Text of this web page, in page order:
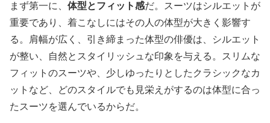
まず第一に、 体型とフィット感だ。スーツはシルエットが
重要であり、着こなしにはその人の体型が大きく影響す
る。肩幅が広く、引き締まった体型の俳優は、シルエット
が整い、自然とスタイリッシュな印象を与える。スリムな
フィットのスーツや、少しゆったりとしたクラシックなカ
ットなど、どのスタイルでも見栄えがするのは体型に合っ
たスーツを選んでいるからだ。